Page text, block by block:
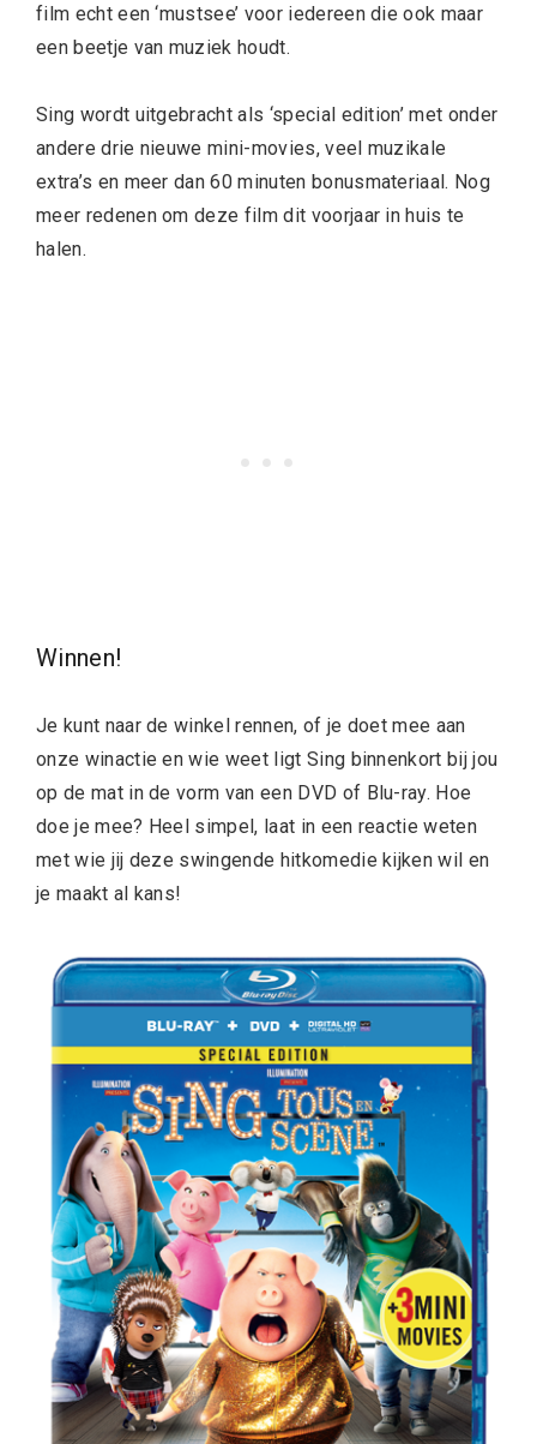
film echt een ‘mustsee’ voor iedereen die ook maar
een beetje van muziek houdt.
Sing wordt uitgebracht als ‘special edition’ met onder
andere drie nieuwe mini-movies, veel muzikale
extra’s en meer dan 60 minuten bonusmateriaal. Nog
meer redenen om deze film dit voorjaar in huis te
halen.
Winnen!
Je kunt naar de winkel rennen, of je doet mee aan
onze winactie en wie weet ligt Sing binnenkort bij jou
op de mat in de vorm van een DVD of Blu-ray. Hoe
doe je mee? Heel simpel, laat in een reactie weten
met wie jij deze swingende hitkomedie kijken wil en
je maakt al kans!